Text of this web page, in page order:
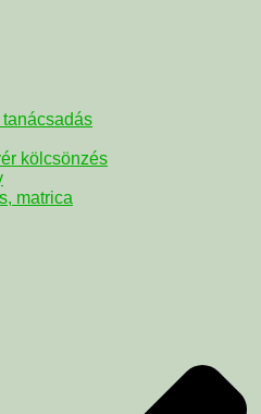
kölcsönzés
matrica